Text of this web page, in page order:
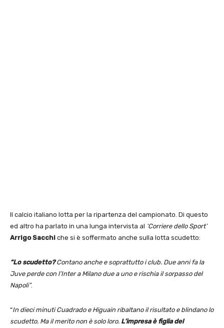
Il calcio italiano lotta per la ripartenza del campionato. Di questo
ed altro ha parlato in una lunga intervista al ‘Corriere dello Sport’
Arrigo Sacchi che si è soffermato anche sulla lotta scudetto:
“Lo scudetto?Contano anche e soprattutto i club. Due anni fa la
Juve perde con l’Inter a Milano due a uno e rischia il sorpasso del
Napoli”.
“In dieci minuti Cuadrado e Higuain ribaltano il risultato e blindano lo
scudetto. Ma il merito non è solo loro. L’impresa è figlia del